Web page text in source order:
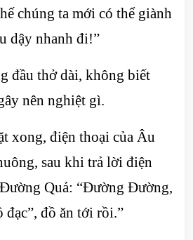
chúng ta mới có thể giành
dậy nhanh đi!”
đầu thở dài, không biết
nên nghiệt gì.
xong, điện thoại của Âu
sau khi trả lời điện
Quả: “Đường Đường,
đạc”, đồ ăn tới rồi.”